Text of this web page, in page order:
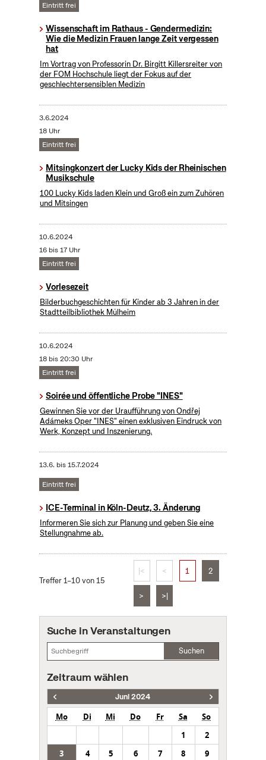
Eintritt frei
Wissenschaft im Rathaus - Gendermedizin:
Wie die Medizin Frauen lange Zeit vergessen
hat
Im Vortrag von Professorin Dr. Birgitt Killersreiter von
der FOM Hochschule liegt der Fokus auf der
geschlechtersensiblen Medizin
3.6.2024
18 Uhr
Eintritt frei
Mitsingkonzert der Lucky Kids der Rheinischen
Musikschule
100 Lucky Kids laden Klein und Groß ein zum Zuhören
und Mitsingen
10.6.2024
16 bis 17 Uhr
Eintritt frei
Vorlesezeit
Bilderbuchgeschichten für Kinder ab 3 Jahren in der
Stadtteilbibliothek Mülheim
10.6.2024
18 bis 20:30 Uhr
Eintritt frei
Soirée und öffentliche Probe "INES"
Gewinnen Sie vor der Uraufführung von Ondřej
Adámeks Oper "INES" einen exklusiven Eindruck von
Werk, Konzept und Inszenierung.
13.6. bis15.7.2024
Eintritt frei
ICE-Terminal in Köln-Deutz, 3. Änderung
Informeren Sie sich zur Planung und geben Sie eine
Stellungnahme ab.
Treffer 1–10 von 15
|< < 1 2
> >|
Suche in Veranstaltungen
Suchen
Zeitraum wählen
Juni 2024
Mo Di Mi Do Fr Sa
So
1
2
3
4 5 6 7 8
9